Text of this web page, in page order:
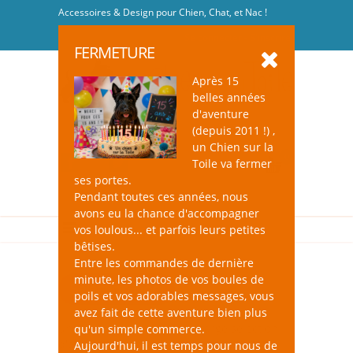
Accessoires & Design pour Chien, Chat, et Nac !
FERMETURE
Après 15
belles années
d'aventure
(depuis 2011 !) ,
un Chien sur la
Toile va fermer
ses portes.
Pendant toutes ces années, nous
avons eu la chance d'accompagner
vos loulous... et parfois leurs petites
bêtises.
Entre les commandes de dernière
minute, les photos de vos boules de
poils et vos adorables messages, vous
avez fait de cette aventure bien plus
qu'un simple commerce.
Aujourd'hui, il est temps pour nous de
Sélection Noël
un Chien sur la Toile : une large sélection
d'accessoires "Noël" pour avoir la XMAS